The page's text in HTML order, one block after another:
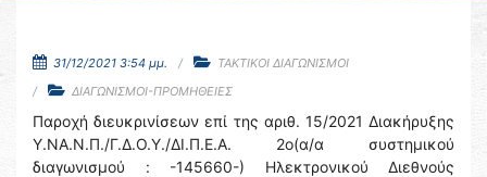
31/12/2021 3:54 μμ.
ΤΑΚΤΙΚΟΙ ΔΙΑΓΩΝΙΣΜΟΙ
ΔΙΑΓΩΝΙΣΜΟΙ-ΠΡΟΜΗΘΕΙΕΣ
Παροχή διευκρινίσεων επί της αριθ. 15/2021 Διακήρυξης
Υ.ΝΑ.Ν.Π./Γ.Δ.Ο.Υ./ΔΙ.Π.Ε.Α. 2ο(α/α συστημικού
διαγωνισμού : -145660-) Ηλεκτρονικού Διεθνούς